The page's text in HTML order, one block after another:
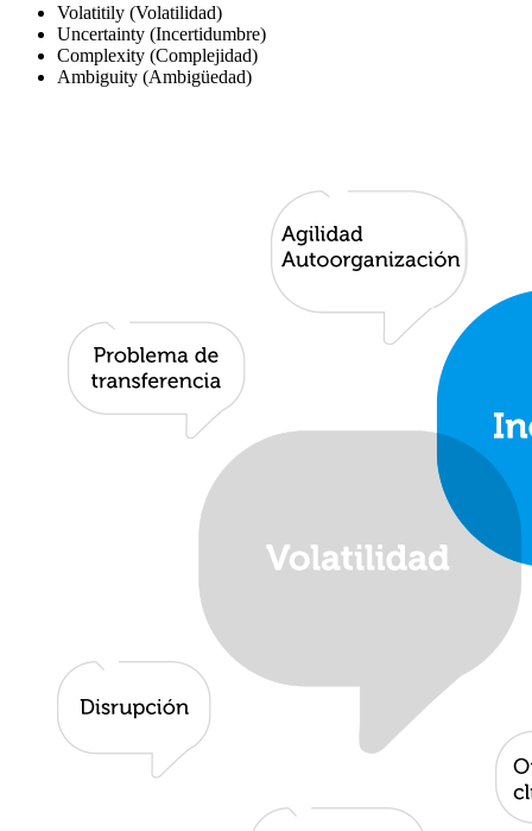
Volatitily (Volatilidad)
Uncertainty (Incertidumbre)
Complexity (Complejidad)
Ambiguity (Ambigüedad)